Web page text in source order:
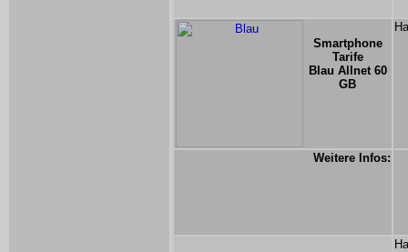
Smartphone
Tarife
Blau Allnet 60
GB
Weitere Infos: